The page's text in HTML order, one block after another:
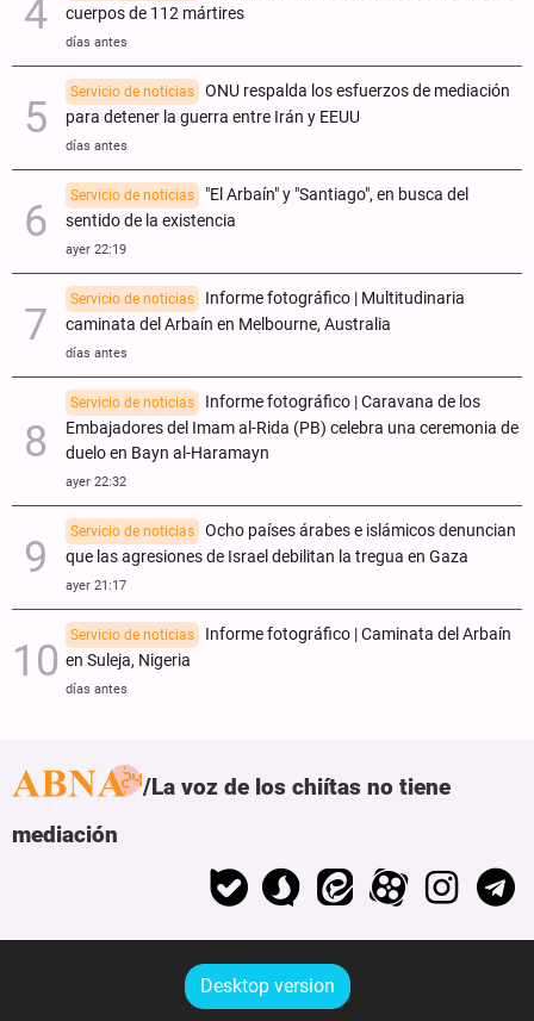
cuerpos de 112 mártires
días antes
Servicio de noticias
ONU respalda los esfuerzos de mediación
para detener la guerra entre Irán y EEUU
días antes
Servicio de noticias
"El Arbaín" y "Santiago", en busca del
sentido de la existencia
ayer 22:19
Servicio de noticias
Informe fotográfico | Multitudinaria
caminata del Arbaín en Melbourne, Australia
días antes
Servicio de noticias
Informe fotográfico | Caravana de los
Embajadores del Imam al-Rida (PB) celebra una ceremonia de
duelo en Bayn al-Haramayn
ayer 22:32
Servicio de noticias
Ocho países árabes e islámicos denuncian
que las agresiones de Israel debilitan la tregua en Gaza
ayer 21:17
Servicio de noticias
Informe fotográfico | Caminata del Arbaín
en Suleja, Nigeria
días antes
La voz de los chiítas no tiene
mediación
Desktop version